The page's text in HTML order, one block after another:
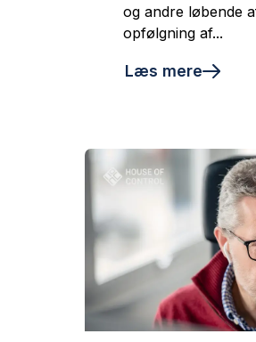
og andre løbende
opfølgning af...
Læs mere